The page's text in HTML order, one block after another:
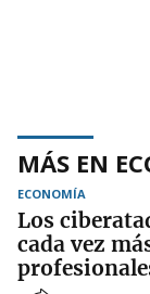
MÁS EN
ECONOMÍA
Los
cada vez